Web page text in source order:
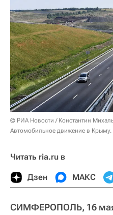
© РИА Новости / Константин
Автомобильное движение в Крыму.
Читать ria.ru в
Дзен МАКС
СИМФЕРОПОЛЬ, 16